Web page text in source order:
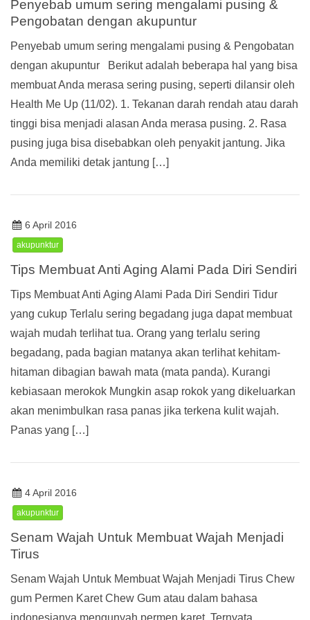
Penyebab umum sering mengalami pusing &
Pengobatan dengan akupuntur
Penyebab umum sering mengalami pusing & Pengobatan
dengan akupuntur Berikut adalah beberapa hal yang bisa
membuat Anda merasa sering pusing, seperti dilansir oleh
Health Me Up (11/02). 1. Tekanan darah rendah atau darah
tinggi bisa menjadi alasan Anda merasa pusing. 2. Rasa
pusing juga bisa disebabkan oleh penyakit jantung. Jika
Anda memiliki detak jantung […]
6 April 2016
akupunktur
Tips Membuat Anti Aging Alami Pada Diri Sendiri
Tips Membuat Anti Aging Alami Pada Diri Sendiri Tidur
yang cukup Terlalu sering begadang juga dapat membuat
wajah mudah terlihat tua. Orang yang terlalu sering
begadang, pada bagian matanya akan terlihat kehitam-
hitaman dibagian bawah mata (mata panda). Kurangi
kebiasaan merokok Mungkin asap rokok yang dikeluarkan
akan menimbulkan rasa panas jika terkena kulit wajah.
Panas yang […]
4 April 2016
akupunktur
Senam Wajah Untuk Membuat Wajah Menjadi
Tirus
Senam Wajah Untuk Membuat Wajah Menjadi Tirus Chew
gum Permen Karet Chew Gum atau dalam bahasa
indonesianya mengunyah permen karet. Ternyata